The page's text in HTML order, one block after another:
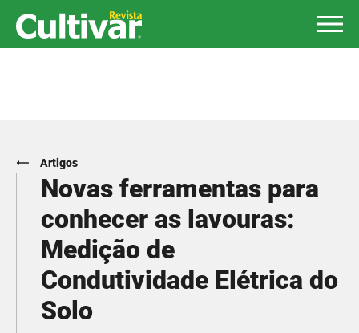
Artigos
​Novas ferramentas para
conhecer as lavouras:
Medição de
Condutividade Elétrica do
Solo